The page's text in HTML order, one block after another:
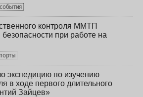
события
контроля ММТП
при работе на
порты
экспедицию по изучению
в ходе первого длительного
Зайцев»